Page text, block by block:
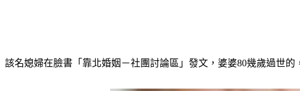
該名媳婦在臉書「靠北婚姻－社團討論區」發文，婆婆80幾歲過世